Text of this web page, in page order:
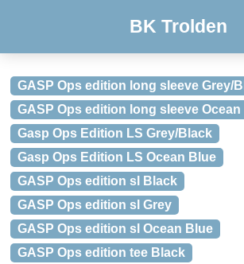
BK Trolden
GASP Ops edition long sleeve Grey/
GASP Ops edition long sleeve Ocean
Gasp Ops Edition LS Grey/Black
Gasp Ops Edition LS Ocean Blue
GASP Ops edition sl Black
GASP Ops edition sl Grey
GASP Ops edition sl Ocean Blue
GASP Ops edition tee Black